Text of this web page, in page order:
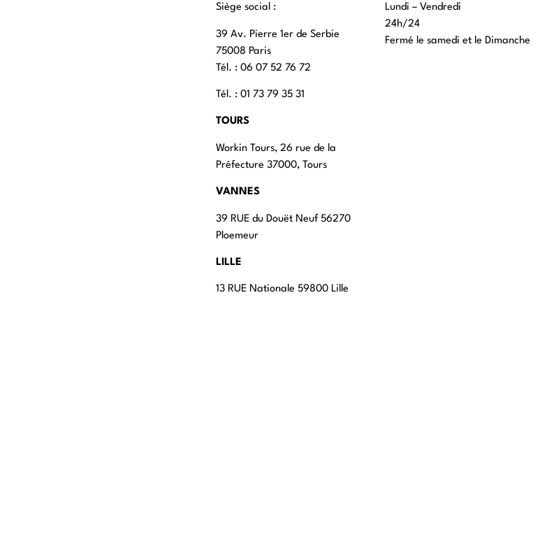
Siège social :
39 Av. Pierre 1er de Serbie
75008 Paris
Tél. : ‭06 07 52 76 72
Tél. : 01 73 79 35 31
TOURS
Workin Tours, 26 rue de la
Préfecture 37000, Tours
VANNES
39 RUE du Douët Neuf 56270
Ploemeur
LILLE
13 RUE Nationale 59800 Lille
Lundi – Vendredi
24h/24
Fermé le samedi et le Dimanche